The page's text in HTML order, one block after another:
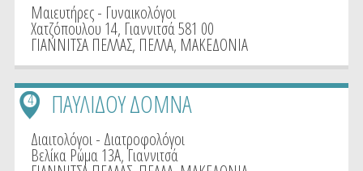
Μαιευτήρες - Γυναικολόγοι
Χατζόπουλου 14, Γιαννιτσά 581 00
ΓΙΑΝΝΙΤΣΑ ΠΕΛΛΑΣ, ΠΕΛΛΑ, ΜΑΚΕΔΟΝΙΑ
ΠΑΥΛΙΔΟΥ ΔΟΜΝΑ
4
Διαιτολόγοι - Διατροφολόγοι
Βελίκα Ρώμα 13Α, Γιαννιτσά